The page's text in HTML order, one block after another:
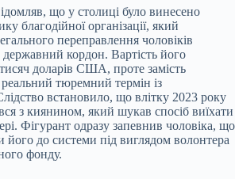
що у столиці було винесено
благодійної організації, який
переправлення чоловіків
державний кордон. Вартість його
доларів США, проте замість
реальний тюремний термін із
встановило, що влітку 2023 року
з киянином, який шукав спосіб виїхати
Фігурант одразу запевнив чоловіка, що
його до системи під виглядом волонтера
фонду.